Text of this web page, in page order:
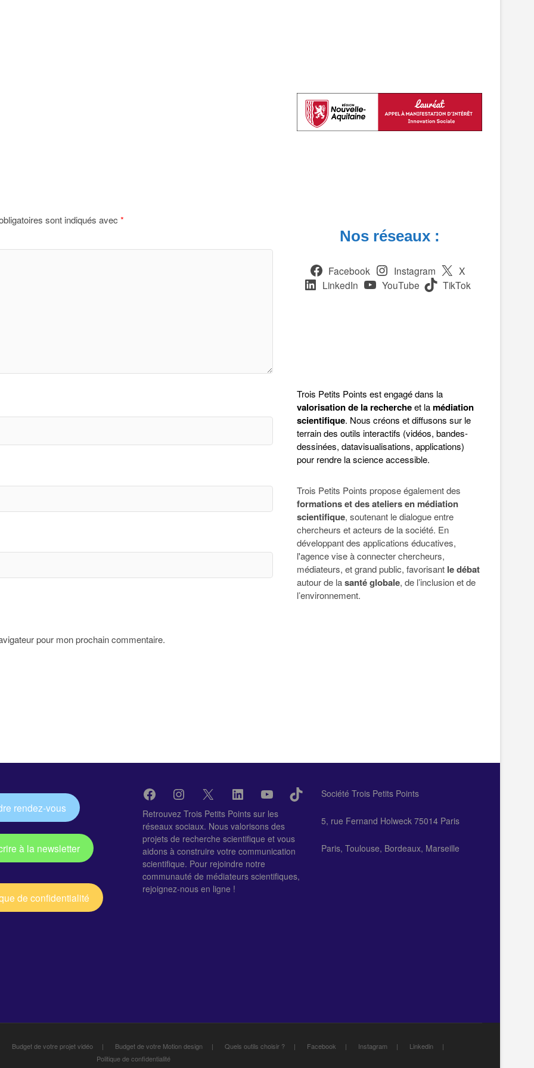
sont indiqués avec *
pour mon prochain commentaire.
Nos réseaux :
Facebook Instagram
X
LinkedIn
YouTube TikTok
Trois Petits Points est engagé dans la
valorisation de la rechercheet lamédiation
scientifique. Nous créons et diffusons sur le
terrain des outils interactifs (vidéos, bandes-
dessinées, datavisualisations, applications)
pour rendre la science accessible.
Trois Petits Points propose également des
formations et des ateliers en médiation
scientifique, soutenant le dialogue entre
chercheurs et acteurs de la société. En
développant des applications éducatives,
l'agence vise à connecter chercheurs,
médiateurs, et grand public, favorisant le débat
autour de lasanté globale, de l’inclusion et de
l’environnement.
rendez-vous
à la newsletter
de confidentialité
FacebookInstagram
X LinkedInYouTubeTikTok
Retrouvez Trois Petits Points sur les
réseaux sociaux. Nous valorisons des
projets de recherche scientifique et vous
aidons à construire votre communication
scientifique. Pour rejoindre notre
communauté de médiateurs scientifiques,
rejoignez-nous en ligne !
Société Trois Petits Points
5, rue Fernand Holweck 75014 Paris
Paris, Toulouse, Bordeaux, Marseille
Budget de votre projet vidéo Budget de votre Motion design Quels outils choisir ? Facebook Instagram
Linkedin
Politique de confidentialité